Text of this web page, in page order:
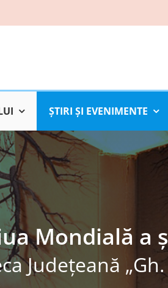
ŞTIRI ŞI EVENIMENTE
Mondială a
Judeţeană „Gh.